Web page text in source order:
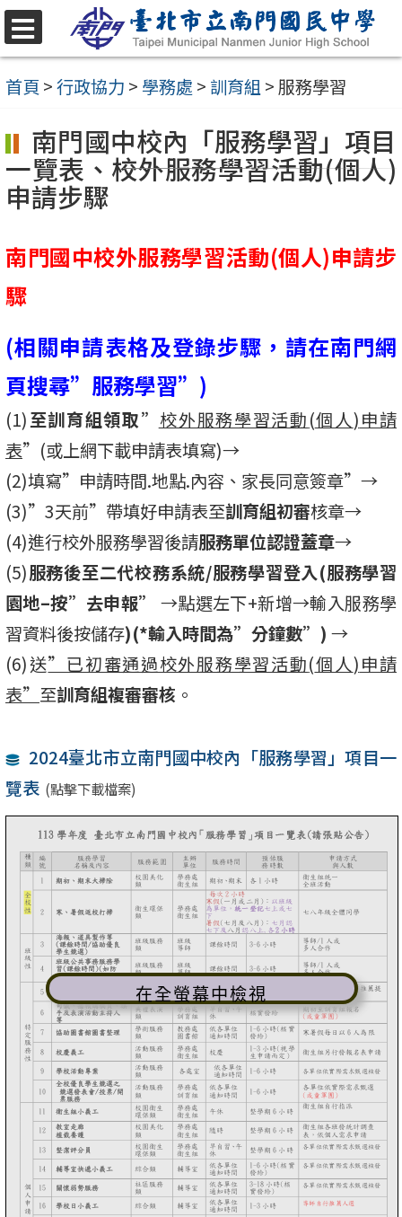
跳
至
主
內
容
區
選
單
首頁 >行政協力 > 學務處 > 訓育組 > 服務學習
南門國中校內「服務學習」項目
一覽表、校外服務學習活動(個人)
申請步驟
南門國中校外服務學習活動(個人)申請步
驟
(相關申請表格及登錄步驟，請在南門網
頁搜尋”服務學習”)
(1)至訓育組領取” 校外服務學習活動(個人)申請
表”(或上網下載申請表填寫)→
(2)填寫”申請時間.地點.內容、家長同意簽章”→
(3)”3天前”帶填好申請表至訓育組初審核章→
(4)進行校外服務學習後請服務單位認證蓋章→
(5)服務後至二代校務系統/服務學習登入(服務學習
園地–按”去申報”
→點選左下+新增→輸入服務學
習資料後按儲存)(*輸入時間為”分鐘數” ) →
(6)送”已初審通過校外服務學習活動(個人)申請
表” 至訓育組複審審核 。
2024臺北市立南門國中校內「服務學習」項目一
覽表 (點擊下載檔案)
在全螢幕中檢視